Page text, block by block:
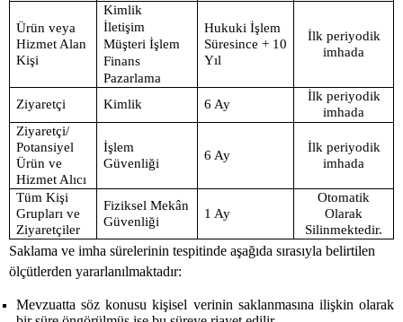
Ürün veya
Hizmet Alan
Kişi
Kimlik
İletişim
Müşteri İşlem
Finans
Pazarlama
Hukuki İşlem
Süresince + 10
Yıl
İlk periyodik
imhada
Ziyaretçi Kimlik 6 Ay
İlk periyodik
imhada
Ziyaretçi/
Potansiyel
Ürün ve
Hizmet Alıcı
İşlem
Güvenliği
6 Ay
İlk periyodik
imhada
Tüm Kişi
Grupları ve
Ziyaretçiler
Fiziksel Mekân
Güvenliği
1 Ay
Otomatik
Olarak
Silinmektedir.
Saklama ve imha sürelerinin tespitinde aşağıda sırasıyla belirtilen
ölçütlerden yararlanılmaktadır:
Mevzuatta söz konusu kişisel verinin saklanmasına ilişkin olarak